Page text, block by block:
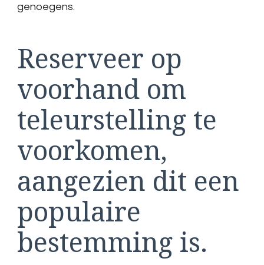
genoegens.
Reserveer op
voorhand om
teleurstelling te
voorkomen,
aangezien dit een
populaire
bestemming is.